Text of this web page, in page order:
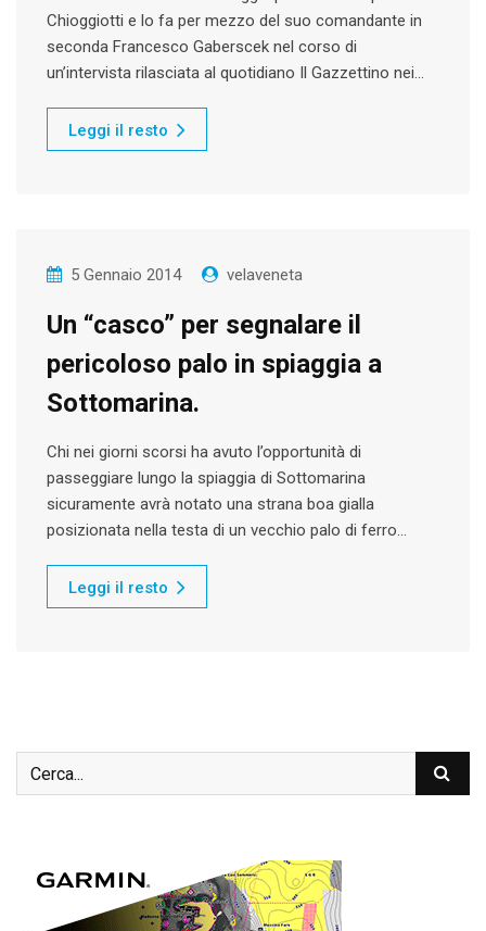
Chioggiotti e lo fa per mezzo del suo comandante in
seconda Francesco Gaberscek nel corso di
un’intervista rilasciata al quotidiano Il Gazzettino nei…
Leggi il resto
5 Gennaio 2014 velaveneta
Un “casco” per segnalare il
pericoloso palo in spiaggia a
Sottomarina.
Chi nei giorni scorsi ha avuto l’opportunità di
passeggiare lungo la spiaggia di Sottomarina
sicuramente avrà notato una strana boa gialla
posizionata nella testa di un vecchio palo di ferro…
Leggi il resto